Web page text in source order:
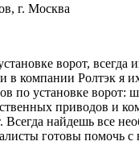
г. Москва
ворот, всегда
в компании Ролтэк я
по установке ворот:
приводов и
найдешь все
готовы помочь